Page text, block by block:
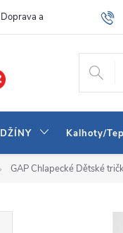
Doprava a platba
DŽÍNY Kalhoty/
GAP Chlapecké Dětské